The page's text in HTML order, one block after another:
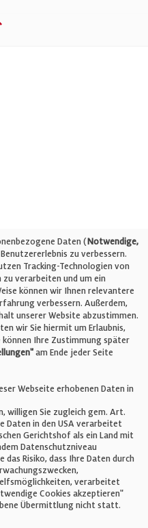
Daten (Notwendige,
zu verbessern.
Tracking-Technologien von
verarbeiten und um ein
können wir Ihnen relevantere
verbessern. Außerdem,
unserer Website abzustimmen.
wir Sie hiermit um Erlaubnis,
können Ihre Zustimmung später
am Ende jeder Seite
Webseite erhobenen Daten in
willigen Sie zugleich gem. Art.
Daten in den USA verarbeitet
Gerichtshof als ein Land mit
Datenschutzniveau
Risiko, dass Ihre Daten durch
verarbeitet
Cookies akzeptieren"
Übermittlung nicht statt.